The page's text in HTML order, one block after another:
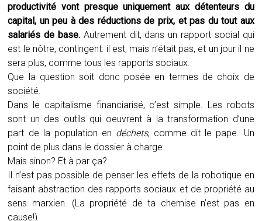
productivité vont presque uniquement aux détenteurs du
capital, un peu à des réductions de prix, et pas du tout aux
salariés de base. Autrement dit, dans un rapport social qui
est le nôtre, contingent: il est, mais n’était pas, et un jour il ne
sera plus, comme tous les rapports sociaux.
Que la question soit donc posée en termes de choix de
société.
Dans le capitalisme financiarisé, c’est simple. Les robots
sont un des outils qui oeuvrent à la transformation d’une
part de la population en déchets, comme dit le pape. Un
point de plus dans le dossier à charge.
Mais sinon? Et à par ça?
Il n’est pas possible de penser les effets de la robotique en
faisant abstraction des rapports sociaux et de propriété au
sens marxien. (La propriété de ta chemise n’est pas en
cause!)